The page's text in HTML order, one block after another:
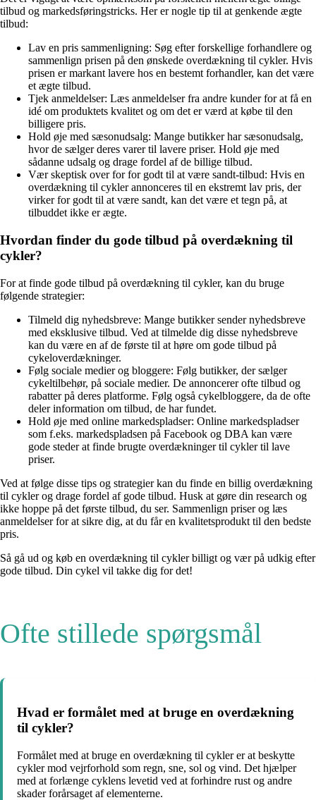
tilbud og markedsføringstricks. Her er nogle tip til at genkende ægte
tilbud:
Lav en pris sammenligning: Søg efter forskellige forhandlere og
sammenlign prisen på den ønskede overdækning til cykler. Hvis
prisen er markant lavere hos en bestemt forhandler, kan det være
et ægte tilbud.
Tjek anmeldelser: Læs anmeldelser fra andre kunder for at få en
idé om produktets kvalitet og om det er værd at købe til den
billigere pris.
Hold øje med sæsonudsalg: Mange butikker har sæsonudsalg,
hvor de sælger deres varer til lavere priser. Hold øje med
sådanne udsalg og drage fordel af de billige tilbud.
Vær skeptisk over for for godt til at være sandt-tilbud: Hvis en
overdækning til cykler annonceres til en ekstremt lav pris, der
virker for godt til at være sandt, kan det være et tegn på, at
tilbuddet ikke er ægte.
Hvordan finder du gode tilbud på overdækning til
cykler?
For at finde gode tilbud på overdækning til cykler, kan du bruge
følgende strategier:
Tilmeld dig nyhedsbreve: Mange butikker sender nyhedsbreve
med eksklusive tilbud. Ved at tilmelde dig disse nyhedsbreve
kan du være en af de første til at høre om gode tilbud på
cykeloverdækninger.
Følg sociale medier og bloggere: Følg butikker, der sælger
cykeltilbehør, på sociale medier. De annoncerer ofte tilbud og
rabatter på deres platforme. Følg også cykelbloggere, da de ofte
deler information om tilbud, de har fundet.
Hold øje med online markedspladser: Online markedspladser
som f.eks. markedspladsen på Facebook og DBA kan være
gode steder at finde brugte overdækninger til cykler til lave
priser.
Ved at følge disse tips og strategier kan du finde en billig overdækning
til cykler og drage fordel af gode tilbud. Husk at gøre din research og
ikke hoppe på det første tilbud, du ser. Sammenlign priser og læs
anmeldelser for at sikre dig, at du får en kvalitetsprodukt til den bedste
pris.
Så gå ud og køb en overdækning til cykler billigt og vær på udkig efter
gode tilbud. Din cykel vil takke dig for det!
Ofte stillede spørgsmål
Hvad er formålet med at bruge en overdækning
til cykler?
Formålet med at bruge en overdækning til cykler er at beskytte
cykler mod vejrforhold som regn, sne, sol og vind. Det hjælper
med at forlænge cyklens levetid ved at forhindre rust og andre
skader forårsaget af elementerne.